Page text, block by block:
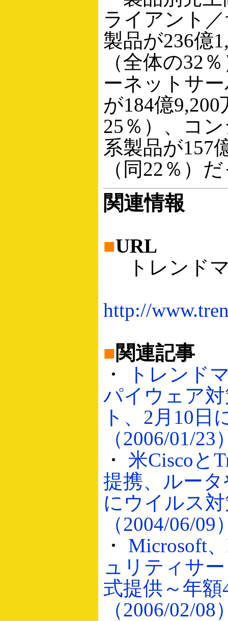
ライアント
製品が236億
（全体の32
ーネットサ
が184億
25％）、コ
系製品が157
（同22％）
関連情報
■URL
トレンド
http://
■関連記事
・
トレンド
パイウェア
ト、2月10日
（2006/01/23
・ 米Ciscoと
提携、ルー
にウイルス
（2004/06/09
・ Microsoft
ュリティサ
式提供～年額
（2006/02/08